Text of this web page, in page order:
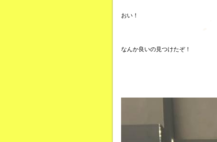
おい！
なんか良いの見つけたぞ！